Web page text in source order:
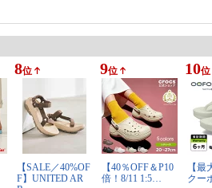
8位
【SALE／40%OF
F】UNITED AR
9位
【40％OFF＆P10
倍！8/11 1:5…
10位
【最
クー